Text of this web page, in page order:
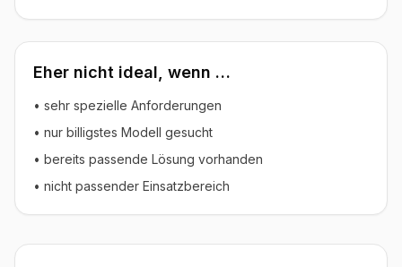
Eher nicht ideal, wenn …
• sehr spezielle Anforderungen
• nur billigstes Modell gesucht
• bereits passende Lösung vorhanden
• nicht passender Einsatzbereich